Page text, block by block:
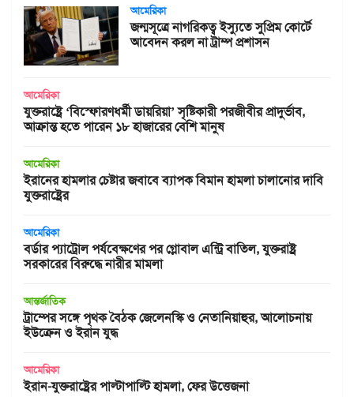
আমেরিকা
জন্মসূত্রে নাগরিকত্ব ইস্যুতে সুপ্রিম কোর্টে
আবেদন করল না ট্রাম্প প্রশাসন
আমেরিকা
যুক্তরাষ্ট্রে ‘বিস্ফোরণধর্মী ডায়রিয়া’ সৃষ্টিকারী পরজীবীর প্রাদুর্ভাব,
আক্রান্ত হতে পারেন ১৮ হাজারের বেশি মানুষ
আমেরিকা
ইরানের হামলার চেষ্টার জবাবে ব্যাপক বিমান হামলা চালানোর দাবি
যুক্তরাষ্ট্রের
আমেরিকা
বর্ডার প্যাট্রোল পর্যবেক্ষণের পর গ্লোবাল এন্ট্রি বাতিল, যুক্তরাষ্ট্র
সরকারের বিরুদ্ধে নারীর মামলা
আন্তর্জাতিক
ট্রাম্পের সঙ্গে পৃথক বৈঠক জেলেনস্কি ও নেতানিয়াহুর, আলোচনায়
ইউক্রেন ও ইরান যুদ্ধ
আমেরিকা
ইরান-যুক্তরাষ্ট্রের পাল্টাপাল্টি হামলা, ফের উত্তেজনা